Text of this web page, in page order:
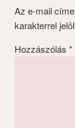
Az e-mail
karakterrel
Hozzászólás *